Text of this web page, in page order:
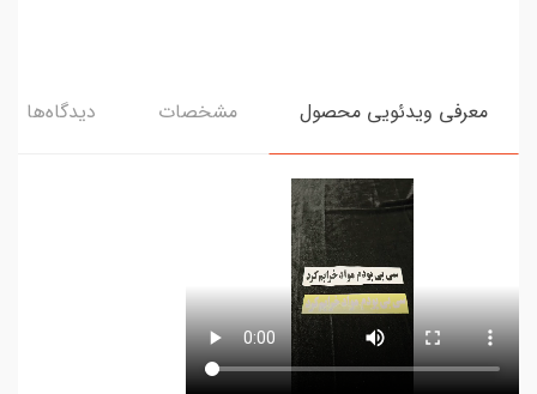
معرفی ویدئویی محصول مشخصات دیدگاه‌ها